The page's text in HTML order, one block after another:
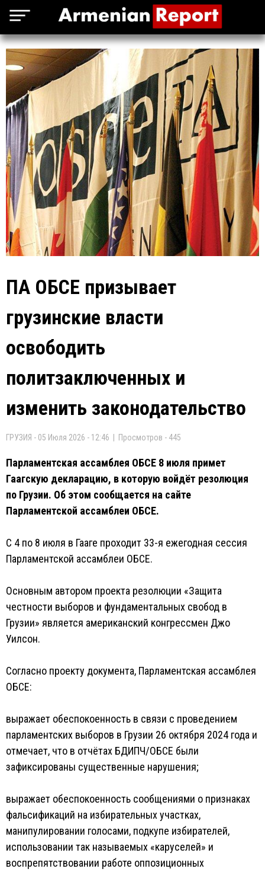
ПА ОБСЕ призывает
грузинские власти
освободить
политзаключенных и
изменить законодательство
ГРУЗИЯ - 05 Июля 2026 - 12:46 | Просмотров - 445
Парламентская ассамблея ОБСЕ 8 июля примет
Гаагскую декларацию, в которую войдёт резолюция
по Грузии. Об этом сообщается на сайте
Парламентской ассамблеи ОБСЕ.
С 4 по 8 июля в Гааге проходит 33-я ежегодная сессия
Парламентской ассамблеи ОБСЕ.
Основным автором проекта резолюции «Защита
честности выборов и фундаментальных свобод в
Грузии» является американский конгрессмен Джо
Уилсон.
Согласно проекту документа, Парламентская ассамблея
ОБСЕ:
выражает обеспокоенность в связи с проведением
парламентских выборов в Грузии 26 октября 2024 года и
отмечает, что в отчётах БДИПЧ/ОБСЕ были
зафиксированы существенные нарушения;
выражает обеспокоенность сообщениями о признаках
фальсификаций на избирательных участках,
манипулировании голосами, подкупе избирателей,
использовании так называемых «каруселей» и
воспрепятствовании работе оппозиционных